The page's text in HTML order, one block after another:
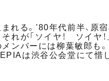
れる。'80年代前半、
れが「ソイヤ！ ソイヤ
ンバーには柳葉敏郎も
は渋谷公会堂にて惜